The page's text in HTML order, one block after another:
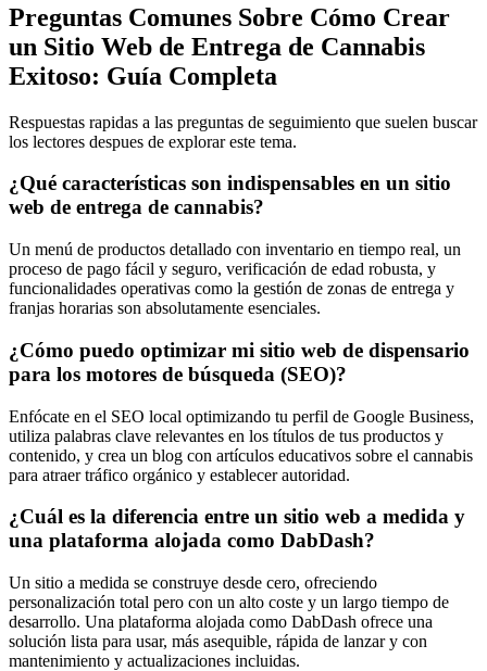
Preguntas Comunes Sobre Cómo Crear
un Sitio Web de Entrega de Cannabis
Exitoso: Guía Completa
Respuestas rapidas a las preguntas de seguimiento que suelen buscar
los lectores despues de explorar este tema.
¿Qué características son indispensables en un sitio
web de entrega de cannabis?
Un menú de productos detallado con inventario en tiempo real, un
proceso de pago fácil y seguro, verificación de edad robusta, y
funcionalidades operativas como la gestión de zonas de entrega y
franjas horarias son absolutamente esenciales.
¿Cómo puedo optimizar mi sitio web de dispensario
para los motores de búsqueda (SEO)?
Enfócate en el SEO local optimizando tu perfil de Google Business,
utiliza palabras clave relevantes en los títulos de tus productos y
contenido, y crea un blog con artículos educativos sobre el cannabis
para atraer tráfico orgánico y establecer autoridad.
¿Cuál es la diferencia entre un sitio web a medida y
una plataforma alojada como DabDash?
Un sitio a medida se construye desde cero, ofreciendo
personalización total pero con un alto coste y un largo tiempo de
desarrollo. Una plataforma alojada como DabDash ofrece una
solución lista para usar, más asequible, rápida de lanzar y con
mantenimiento y actualizaciones incluidas.